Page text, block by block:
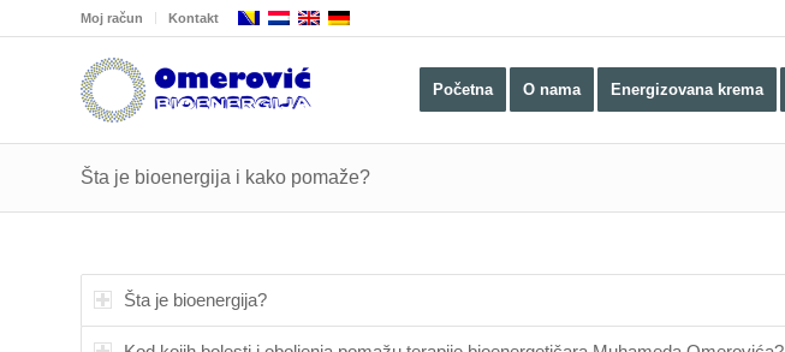
Moj račun Kontakt
Početna O nama Energizovana krema
Šta je bioenergija i kako pomaže?
Šta je bioenergija?